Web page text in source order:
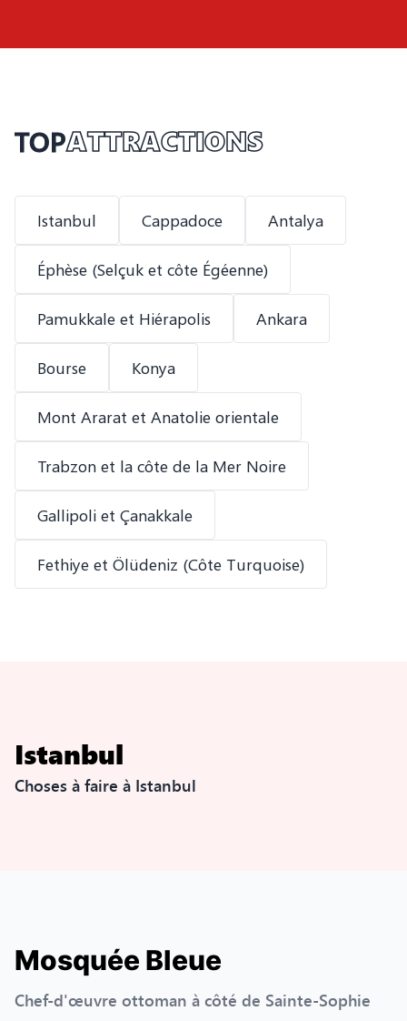
TOPATTRACTIONS
Istanbul Cappadoce Antalya
Éphèse (Selçuk et côte Égéenne)
Pamukkale et Hiérapolis Ankara
Bourse Konya
Mont Ararat et Anatolie orientale
Trabzon et la côte de la Mer Noire
Gallipoli et Çanakkale
Fethiye et Ölüdeniz (Côte Turquoise)
Istanbul
Choses à faire à Istanbul
Mosquée Bleue
Chef-d'œuvre ottoman à côté de Sainte-Sophie